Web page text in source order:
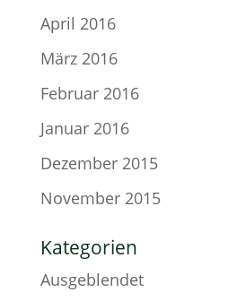
April 2016
März 2016
Februar 2016
Januar 2016
Dezember 2015
November 2015
Kategorien
Ausgeblendet